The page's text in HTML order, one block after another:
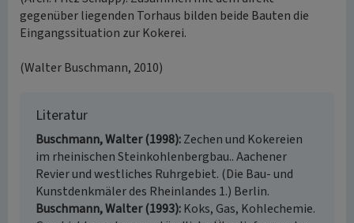
gegenüber liegenden Torhaus bilden beide Bauten die
Eingangssituation zur Kokerei.
(Walter Buschmann, 2010)
Literatur
Buschmann, Walter (1998) Zechen und Kokereien
im rheinischen Steinkohlenbergbau.. Aachener
Revier und westliches Ruhrgebiet. (Die Bau- und
Kunstdenkmäler des Rheinlandes 1.) Berlin.
Buschmann, Walter (1993) Koks, Gas, Kohlechemie.